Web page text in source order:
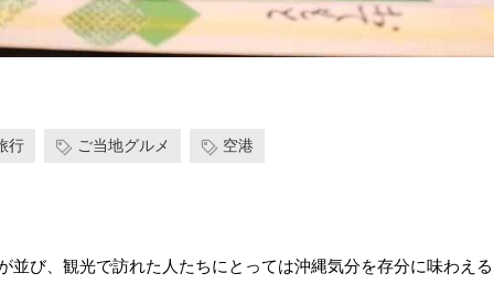
行 ご当地グルメ 空港
並び、観光で訪れた人たちにとっては沖縄気分を存分に味わえ